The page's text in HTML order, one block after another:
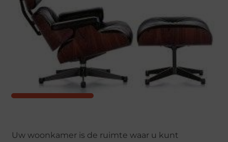
Uw woonkamer is de ruimte waar u kunt